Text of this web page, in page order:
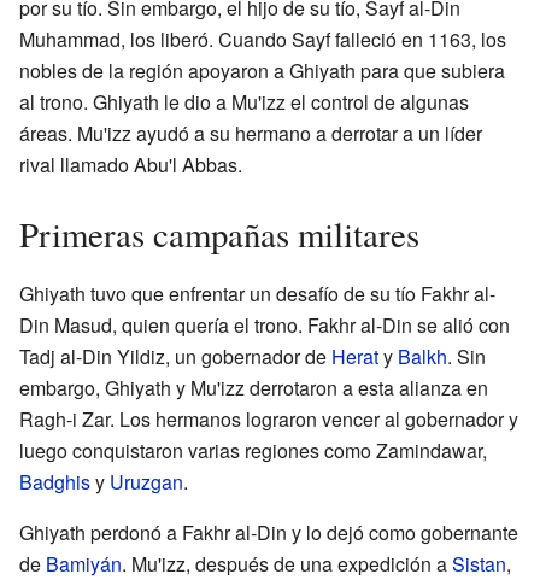
por su tío. Sin embargo, el hijo de su tío, Sayf al-Din
Muhammad, los liberó. Cuando Sayf falleció en 1163, los
nobles de la región apoyaron a Ghiyath para que subiera
al trono. Ghiyath le dio a Mu'izz el control de algunas
áreas. Mu'izz ayudó a su hermano a derrotar a un líder
rival llamado Abu'l Abbas.
Primeras campañas militares
Ghiyath tuvo que enfrentar un desafío de su tío Fakhr al-
Din Masud, quien quería el trono. Fakhr al-Din se alió con
Tadj al-Din Yildiz, un gobernador de Heraty Balkh. Sin
embargo, Ghiyath y Mu'izz derrotaron a esta alianza en
Ragh-i Zar. Los hermanos lograron vencer al gobernador y
luego conquistaron varias regiones como Zamindawar,
Badghisy Uruzgan.
Ghiyath perdonó a Fakhr al-Din y lo dejó como gobernante
de Bamiyán. Mu'izz, después de una expedición aSistan,